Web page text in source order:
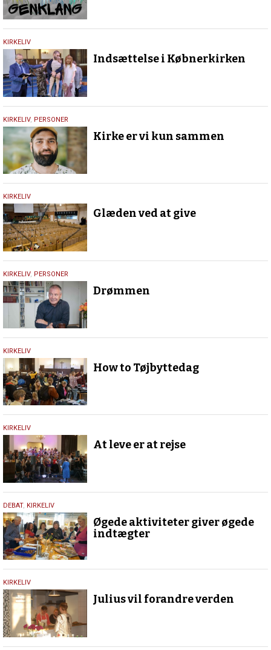
18.
oktober
2021
KIRKELIV
Indsættelse i Købnerkirken
1.
september
2021
KIRKELIV, PERSONER
Kirke er vi kun sammen
18.
december
2019
KIRKELIV
Glæden ved at give
5.
december
2019
KIRKELIV, PERSONER
Drømmen
5.
november
2019
KIRKELIV
How to Tøjbyttedag
25.
januar
2018
KIRKELIV
At leve er at rejse
29.
november
2016
DEBAT, KIRKELIV
Øgede aktiviteter giver øgede
indtægter
22.
maj
2015
KIRKELIV
Julius vil forandre verden